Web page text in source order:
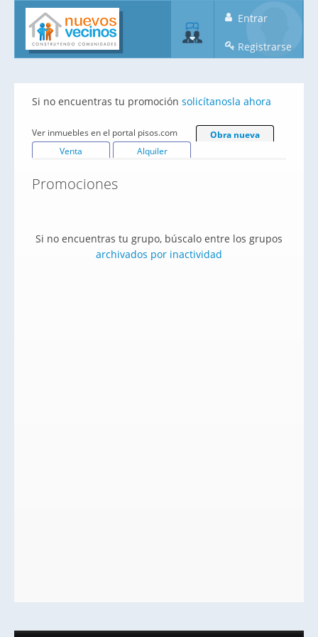
Entrar
Registrarse
Si no encuentras tu promoción solicítanosla ahora
Ver inmuebles en el portal pisos.com
Obra nueva
Venta
Alquiler
Promociones
Si no encuentras tu grupo, búscalo entre los grupos
archivados por inactividad